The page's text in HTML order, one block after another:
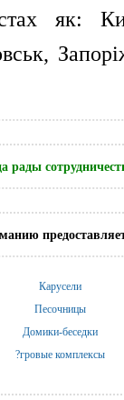
як:
рады
Карусели
Песочницы
Домики-беседки
?гровые комплексы